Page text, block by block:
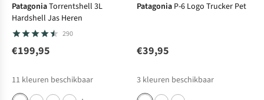
PatagoniaTorrentshell 3L
Hardshell Jas Heren
290
€199,95
11 kleuren beschikbaar
Patagonia P-6 Logo Trucker Pet
€39,95
3 kleuren beschikbaar